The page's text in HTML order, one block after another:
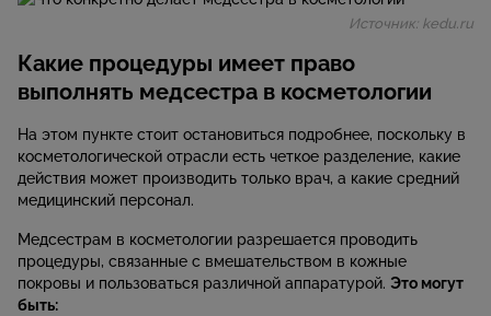
Источник: kedu.ru
Какие процедуры имеет право
выполнять медсестра в косметологии
На этом пункте стоит остановиться подробнее, поскольку в
косметологической отрасли есть четкое разделение, какие
действия может производить только врач, а какие средний
медицинский персонал.
Медсестрам в косметологии разрешается проводить
процедуры, связанные с вмешательством в кожные
покровы и пользоваться различной аппаратурой. Это могут
быть: